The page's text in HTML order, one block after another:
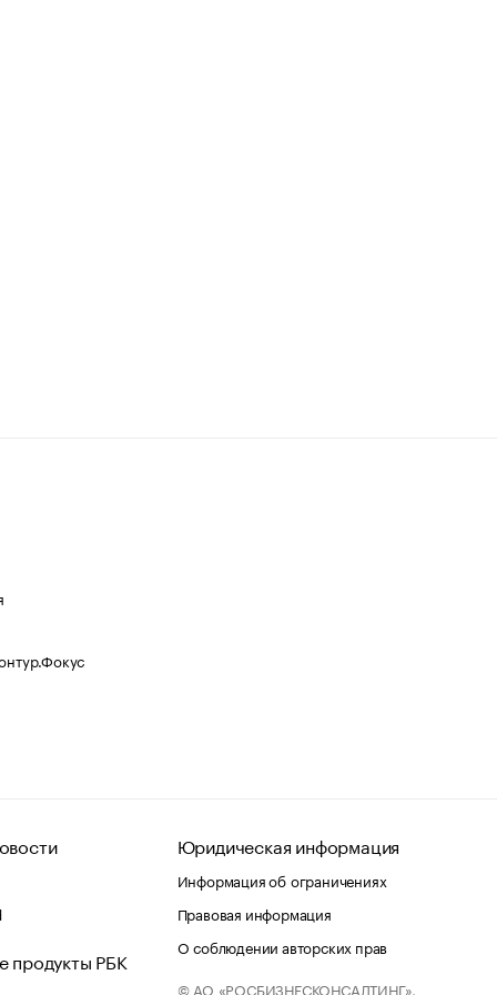
продукты РБК
Юридическая информация
Информация об ограничениях
Правовая информация
О соблюдении авторских прав
© АО «РОСБИЗНЕСКОНСАЛТИНГ»,